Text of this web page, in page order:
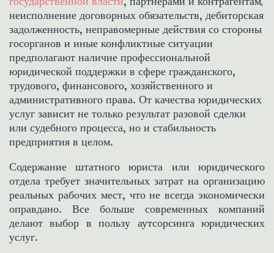
неисполнение договорных обязательств, дебиторская
задолженность, неправомерные действия со стороны
госорганов и иные конфликтные ситуации
предполагают наличие профессиональной
юридической поддержки в сфере гражданского,
трудового, финансового, хозяйственного и
административного права. От качества юридических
услуг зависит не только результат разовой сделки
или судебного процесса, но и стабильность
предприятия в целом.
Содержание штатного юриста или юридического
отдела требует значительных затрат на организацию
реальных рабочих мест, что не всегда экономически
оправдано. Все больше современных компаний
делают выбор в пользу аутсорсинга юридических
услуг.